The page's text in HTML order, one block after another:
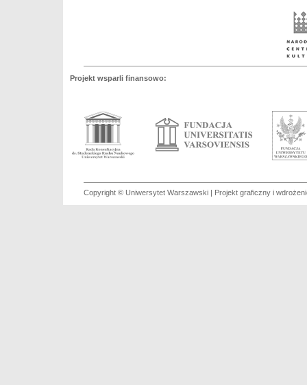
Projekt wsparli finansowo:
Copyright © Uniwersytet Warszawski | Projekt graficzny i